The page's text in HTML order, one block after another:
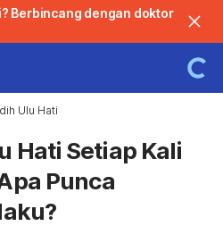
Berbincang dengan doktor
Ulu Hati
Hati Setiap Kali
Punca